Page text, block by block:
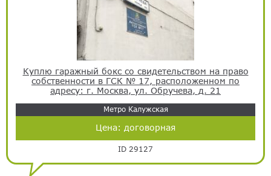
Куплю гаражный бокс со свидетельством на право
собственности в ГСК № 17, расположенном по
адресу: г. Москва, ул. Обручева, д. 21
Метро Калужская
Цена: договорная
ID 29127